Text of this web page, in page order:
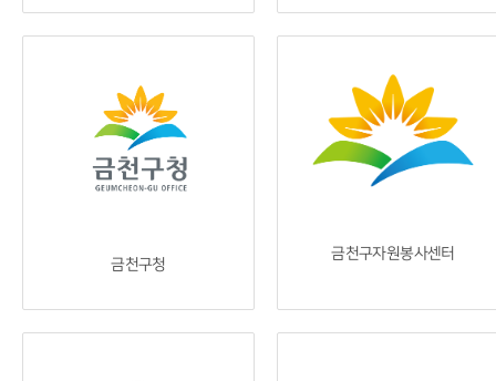
금천구청
금천구자원봉사센터